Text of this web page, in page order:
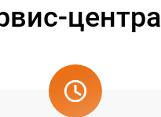
центра